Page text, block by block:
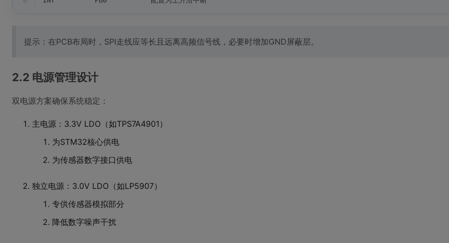
提示：在PCB布局时，SPI走线应等长且远离高频信号线，必要时增加GND屏蔽层。
2.2 电源管理设计
双电源方案确保系统稳定：
主电源：3.3V LDO（如TPS7A4901）
为STM32核心供电
为传感器数字接口供电
独立电源：3.0V LDO（如LP5907）
专供传感器模拟部分
降低数字噪声干扰